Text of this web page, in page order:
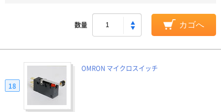
数量 カゴへ
OMRON マイクロスイッチ
18